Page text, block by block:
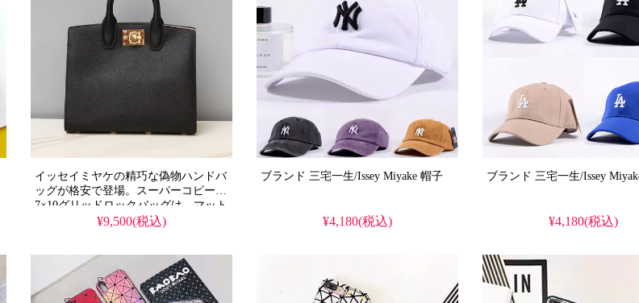
イッセイミヤケの精巧な偽物ハンドバ
ッグが格安で登場。スーパーコピーの
7×10グリッドロックバッグは、マット
グレーカラーで41×29×12cmの大容量
扱説明書と専用ギフトバッグが付属。
カジュアルなシーンに最適な高品質レ
プリカです。
¥9,500(税込)
ブランド 三宅一生/Issey Miyake 帽子
¥4,180(税込)
ブランド 三宅一生/Issey
¥4,180(税込)